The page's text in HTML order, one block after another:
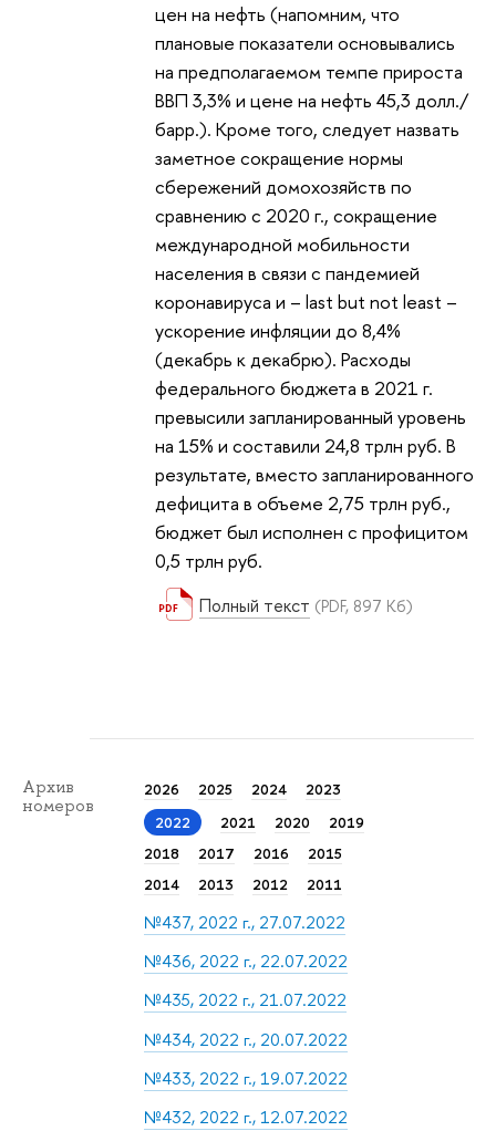
цен на нефть (напомним, что
плановые показатели основывались
на предполагаемом темпе прироста
ВВП 3,3% и цене на нефть 45,3 долл./
барр.). Кроме того, следует назвать
заметное сокращение нормы
сбережений домохозяйств по
сравнению с 2020 г., сокращение
международной мобильности
населения в связи с пандемией
коронавируса и – last but not least –
ускорение инфляции до 8,4%
(декабрь к декабрю). Расходы
федерального бюджета в 2021 г.
превысили запланированный уровень
на 15% и составили 24,8 трлн руб. В
результате, вместо запланированного
дефицита в объеме 2,75 трлн руб.,
бюджет был исполнен с профицитом
0,5 трлн руб.
Полный текст (PDF, 897 Кб)
Архив
номеров
2026 2025 2024
2023
2022
2021 2020
2019
2018
2017 2016
2015
2014
2013 2012 2011
№437, 2022 г., 27.07.2022
№436, 2022 г., 22.07.2022
№435, 2022 г., 21.07.2022
№434, 2022 г., 20.07.2022
№433, 2022 г., 19.07.2022
№432, 2022 г., 12.07.2022